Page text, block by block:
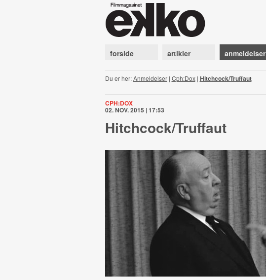
forside artikler anmeldelser
Du er her:Anmeldelser| Cph:Dox| Hitchcock/Truffaut
CPH:DOX
02. NOV. 2015 | 17:53
Hitchcock/Truffaut